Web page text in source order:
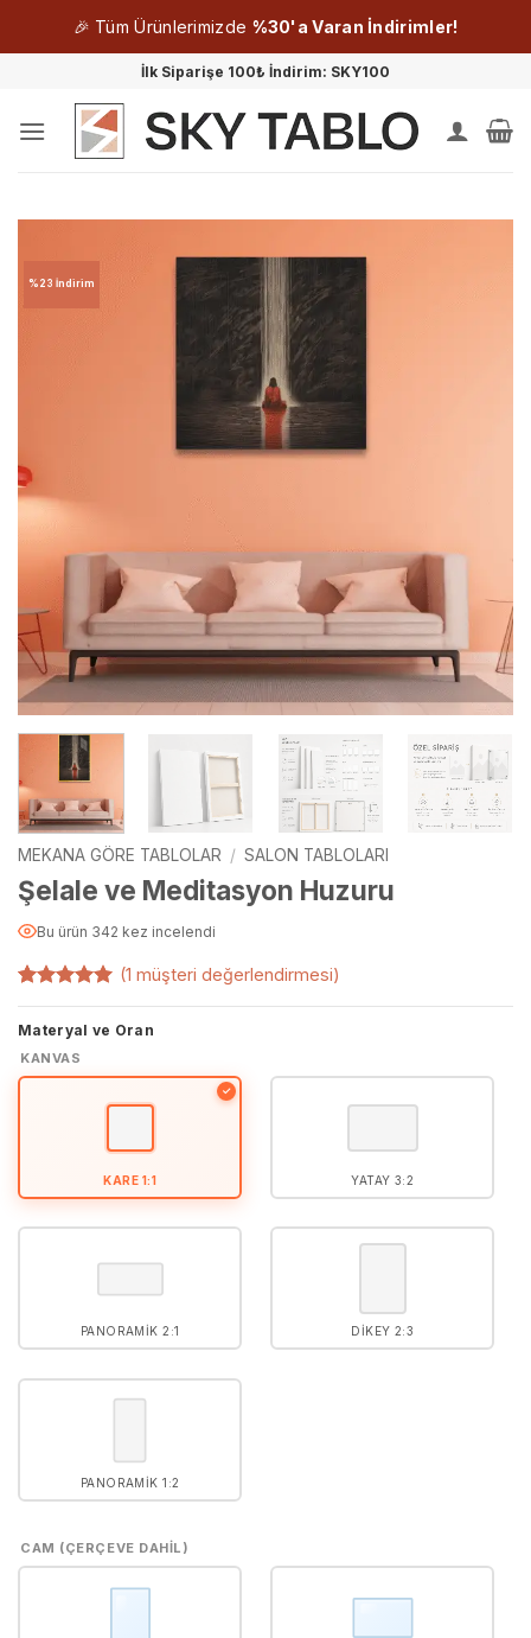
🎉 Tüm Ürünlerimizde %30'a Varan İndirimler!
İlk Siparişe 100₺ İndirim: SKY100
%23 İndirim
MEKANA GÖRE TABLOLAR / SALON TABLOLARI
Şelale ve Meditasyon Huzuru
Bu ürün 342 kez incelendi
1
müşteri
puanına
dayanarak
5 üzerinden
5puan aldı
(1 müşteri değerlendirmesi)
Materyal ve Oran
KANVAS
KARE 1:1
✓
YATAY 3:2
PANORAMIK 2:1 DIKEY 2:3
PANORAMIK 1:2
CAM (ÇERÇEVE DAHIL)